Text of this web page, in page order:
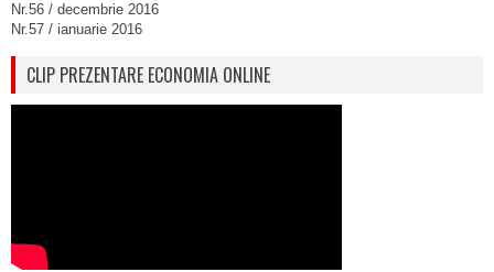
Nr.56 / decembrie 2016
Nr.57 / ianuarie 2016
CLIP PREZENTARE ECONOMIA ONLINE